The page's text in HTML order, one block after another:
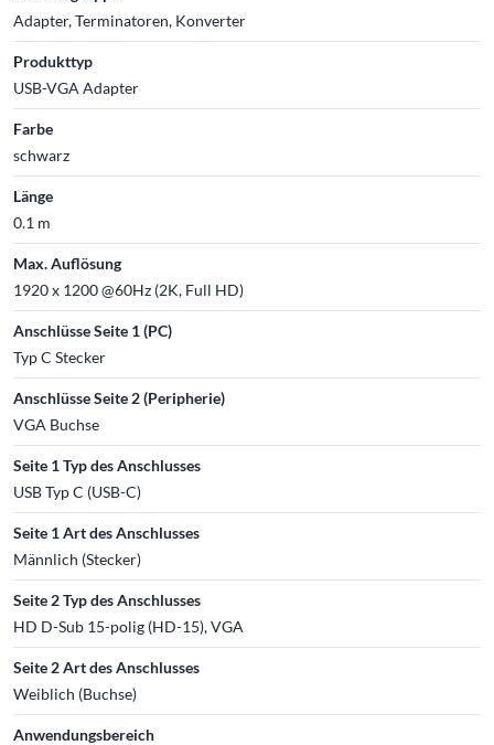
Adapter, Terminatoren, Konverter
Produkttyp
USB-VGA Adapter
Farbe
schwarz
Länge
0.1 m
Max. Auflösung
1920 x 1200 @60Hz (2K, Full HD)
Anschlüsse Seite 1 (PC)
Typ C Stecker
Anschlüsse Seite 2 (Peripherie)
VGA Buchse
Seite 1 Typ des Anschlusses
USB Typ C (USB-C)
Seite 1 Art des Anschlusses
Männlich (Stecker)
Seite 2 Typ des Anschlusses
HD D-Sub 15-polig (HD-15), VGA
Seite 2 Art des Anschlusses
Weiblich (Buchse)
Anwendungsbereich